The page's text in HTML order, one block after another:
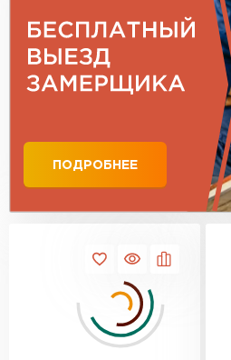
Вишня
Зеленый мох
ПОДРОБНЕЕ